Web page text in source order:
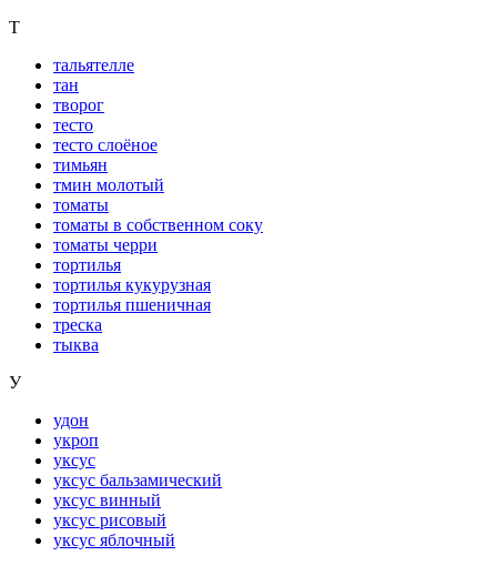
Т
тальятелле
тан
творог
тесто
тесто слоёное
тимьян
тмин молотый
томаты
томаты в собственном соку
томаты черри
тортилья
тортилья кукурузная
тортилья пшеничная
треска
тыква
У
удон
укроп
уксус
уксус бальзамический
уксус винный
уксус рисовый
уксус яблочный